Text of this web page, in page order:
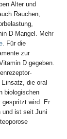
Alter und
Rauchen,
D-Mangel. Mehr
. Für die
zur
D gegeben.
die oral
biologischen
gespritzt wird. Er
und ist seit Juni